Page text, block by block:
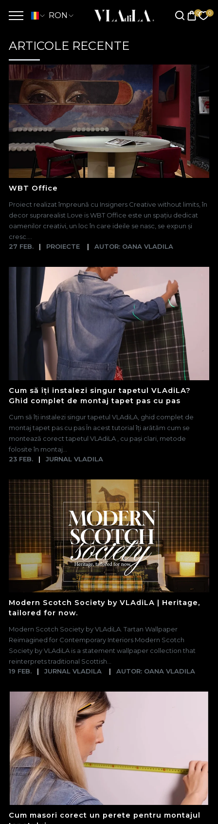
RON
ARTICOLE RECENTE
WBT Office
Proiect realizat împreună cu Insigners Creative without limits, în
decor suprarealist Love is WBT Office este un spațiu dedicat
oamenilor creativi, un loc în care ideile se nasc, se expun și
cresc....
27 FEB.
PROIECTE AUTOR: OANA VLADILA
Cum să îți instalezi singur tapetul VLAdiLA?
Ghid complet de montaj tapet pas cu pas
Cum să îți instalezi singur tapetul VLAdiLA, ghid complet de
montaj tapet pas cu pas În acest tutorial îți arătăm cum se
montează corect tapetul VLAdiLA , cu pași clari, metode
folosite în montaj...
23 FEB.
JURNAL VLADILA
Modern Scotch Society by VLAdiLA | Heritage,
tailored for now.
Modern Scotch Society by VLAdiLA. Tartan Wallpaper
Reimagined for Contemporary Interiors Modern Scotch
Society by VLAdiLA is a statement wallpaper collection that
reinterprets traditional Scottish...
19 FEB.
JURNAL VLADILA AUTOR: OANA VLADILA
Cum masori corect un perete pentru montajul